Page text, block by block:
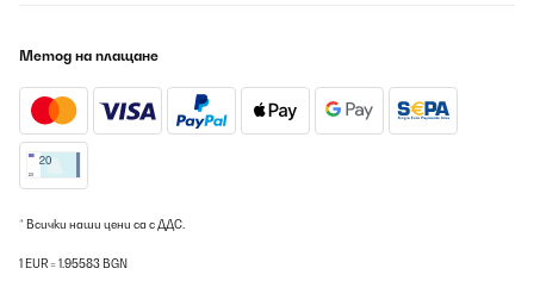
Метод на плащане
* Всички наши цени са с ДДС.
1 EUR = 1.95583 BGN